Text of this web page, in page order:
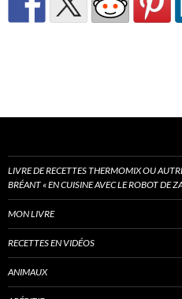
LIVRE DE RECETTES THERMOMIX OU
BRÉANT « EN CUISINE AVEC LE ROBOT DE
MON LIVRE
RECETTES EN VIDÉOS
ANIMAUX